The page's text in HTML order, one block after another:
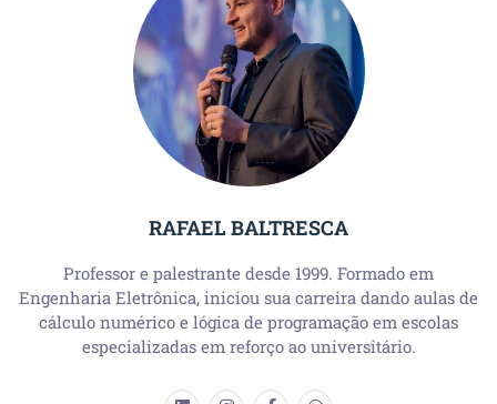
RAFAEL BALTRESCA
Professor e palestrante desde 1999. Formado em
Engenharia Eletrônica, iniciou sua carreira dando aulas de
cálculo numérico e lógica de programação em escolas
especializadas em reforço ao universitário.